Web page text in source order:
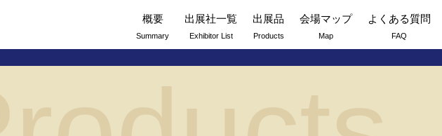
概要
Summary
出展社一覧
Exhibitor List
出展品
Products
会場マップ
Map
よくある質問
FAQ